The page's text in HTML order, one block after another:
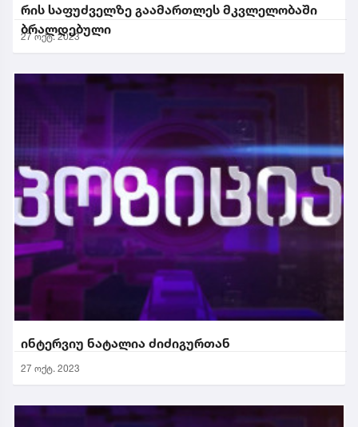
რის საფუძველზე გაამართლეს მკვლელობაში
ბრალდებული
27 ოქტ. 2023
ინტერვიუ ნატალია ძიძიგურთან
27 ოქტ. 2023